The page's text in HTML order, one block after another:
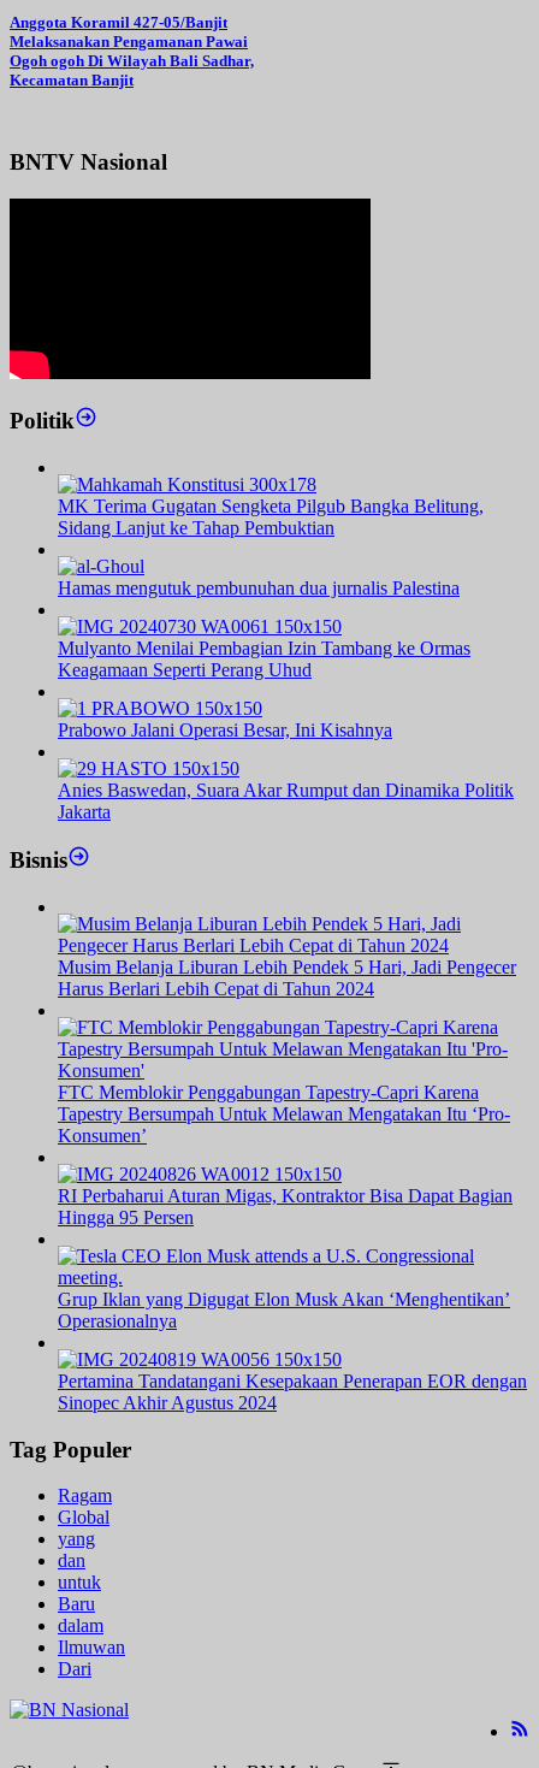
Anggota Koramil 427-05/Banjit
Melaksanakan Pengamanan Pawai
Ogoh ogoh Di Wilayah Bali Sadhar,
Kecamatan Banjit
BNTV Nasional
Politik
MK Terima Gugatan Sengketa Pilgub Bangka Belitung,
Sidang Lanjut ke Tahap Pembuktian
Hamas mengutuk pembunuhan dua jurnalis Palestina
Mulyanto Menilai Pembagian Izin Tambang ke Ormas
Keagamaan Seperti Perang Uhud
Prabowo Jalani Operasi Besar, Ini Kisahnya
Anies Baswedan, Suara Akar Rumput dan Dinamika Politik
Jakarta
Bisnis
Musim Belanja Liburan Lebih Pendek 5 Hari, Jadi Pengecer
Harus Berlari Lebih Cepat di Tahun 2024
FTC Memblokir Penggabungan Tapestry-Capri Karena
Tapestry Bersumpah Untuk Melawan Mengatakan Itu ‘Pro-
Konsumen’
RI Perbaharui Aturan Migas, Kontraktor Bisa Dapat Bagian
Hingga 95 Persen
Grup Iklan yang Digugat Elon Musk Akan ‘Menghentikan’
Operasionalnya
Pertamina Tandatangani Kesepakaan Penerapan EOR dengan
Sinopec Akhir Agustus 2024
Tag Populer
Ragam
Global
yang
dan
untuk
Baru
dalam
Ilmuwan
Dari